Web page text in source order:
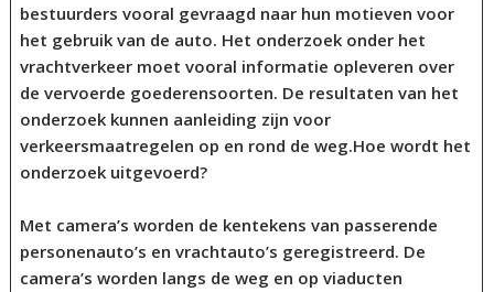
bestuurders vooral gevraagd naar hun motieven voor
het gebruik van de auto. Het onderzoek onder het
vrachtverkeer moet vooral informatie opleveren over
de vervoerde goederensoorten. De resultaten van het
onderzoek kunnen aanleiding zijn voor
verkeersmaatregelen op en rond de weg.Hoe wordt het
onderzoek uitgevoerd?
Met camera’s worden de kentekens van passerende
personenauto’s en vrachtauto’s geregistreerd. De
camera’s worden langs de weg en op viaducten